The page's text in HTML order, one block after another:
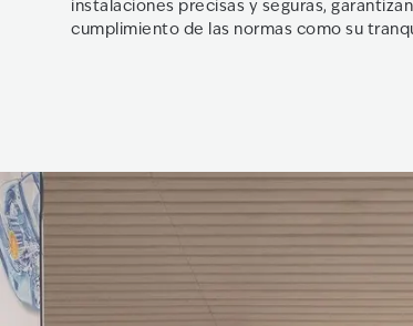
instalaciones precisas y seguras,
cumplimiento de las normas como su